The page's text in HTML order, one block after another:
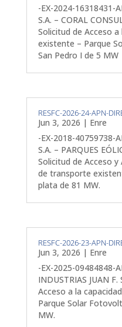
-EX-2024-16318431-
S.A. – CORAL
Solicitud de Acceso
existente – Parque
San Pedro I de 5 MW
RESFC-2026-24-APN-
Jun 3, 2026 | Enre
-EX-2018-40759738-
S.A. – PARQUES
Solicitud de Acceso y
de transporte
plata de 81 MW.
RESFC-2026-23-APN-
Jun 3, 2026 | Enre
-EX-2025-09484848-
INDUSTRIAS JUAN
Acceso a la
Parque Solar
MW.